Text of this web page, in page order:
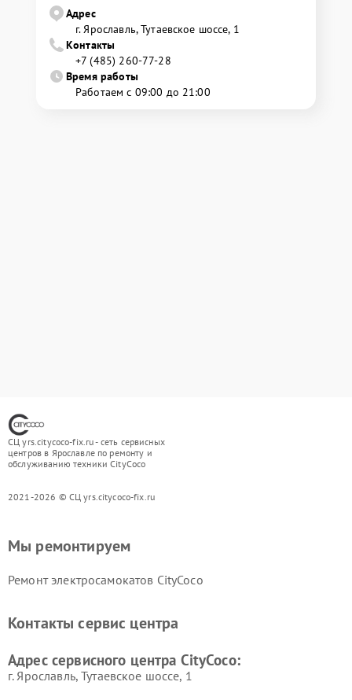
Адрес
г. Ярославль, Тутаевское шоссе, 1
Контакты
+7 (485) 260-77-28
Время работы
Работаем с 09:00 до 21:00
СЦ yrs.citycoco-fix.ru - сеть сервисных
центров в Ярославле по ремонту и
обслуживанию техники CityCoco
2021-2026 © СЦ yrs.citycoco-fix.ru
Мы ремонтируем
Ремонт электросамокатов CityCoco
Контакты сервис центра
Адрес сервисного центра CityCoco:
г. Ярославль, Тутаевское шоссе, 1